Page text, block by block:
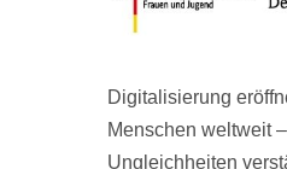
Digitalisierung
Menschen weltweit
Ungleichheiten